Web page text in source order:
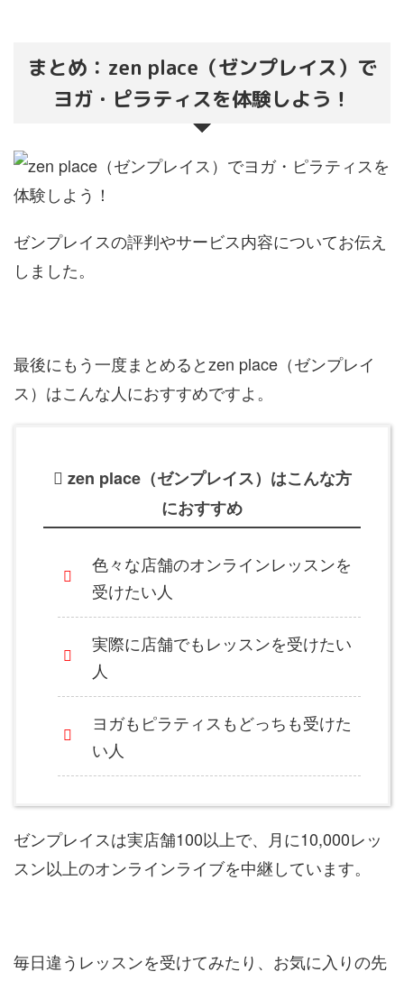
まとめ：zen place（ゼンプレイス）で
ヨガ・ピラティスを体験しよう！
ゼンプレイスの評判やサービス内容についてお伝え
しました。
最後にもう一度まとめるとzen place（ゼンプレイ
ス）はこんな人におすすめですよ。
zen place（ゼンプレイス）はこんな方
におすすめ
色々な店舗のオンラインレッスンを
受けたい人
実際に店舗でもレッスンを受けたい
人
ヨガもピラティスもどっちも受けた
い人
ゼンプレイスは実店舗100以上で、月に10,000レッ
スン以上のオンラインライブを中継しています。
毎日違うレッスンを受けてみたり、お気に入りの先